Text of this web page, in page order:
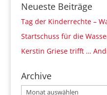
Neueste Beiträge
Tag der Kinderrechte –
Startschuss für die
Kerstin Griese trifft …
Archive
Archive